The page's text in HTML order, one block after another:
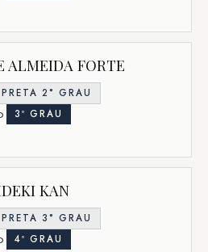
ALMEIDA FORTE
PRETA 2° GRAU
3º GRAU
KAN
PRETA 3° GRAU
4º GRAU